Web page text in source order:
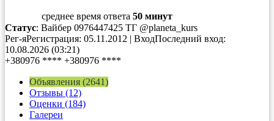
среднее время ответа 50 минут
Статус: Вайбер 0976447425 ТГ @planeta_kurs
Рег-яРегистрация: 05.11.2012 | ВходПоследний вход:
10.08.2026 (03:21)
+380976 **** +380976 ****
Объявления (2641)
Отзывы (12)
Оценки (184)
Галереи